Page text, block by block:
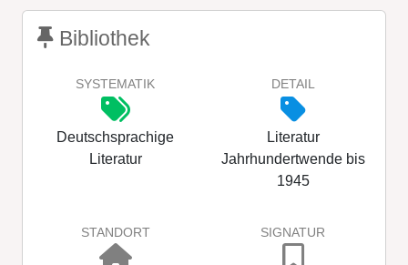
Bibliothek
SYSTEMATIK
Deutschsprachige
Literatur
DETAIL
Literatur
Jahrhundertwende bis
1945
STANDORT SIGNATUR